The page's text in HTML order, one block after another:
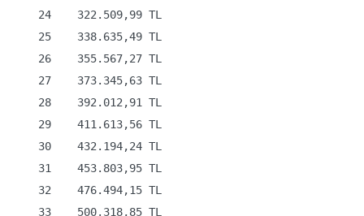
    24    322.509,99 TL
    25    338.635,49 TL
    26    355.567,27 TL
    27    373.345,63 TL
    28    392.012,91 TL
    29    411.613,56 TL
    30    432.194,24 TL
    31    453.803,95 TL
    32    476.494,15 TL
    33    500.318,85 TL